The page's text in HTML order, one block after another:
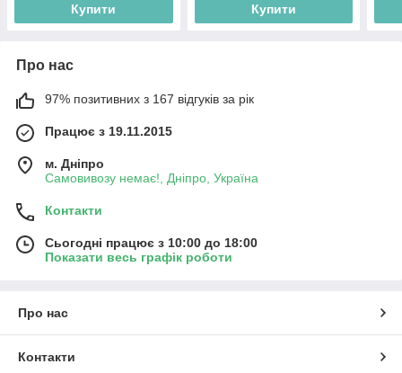
Купити Купити
Про нас
97% позитивних з 167 відгуків за рік
Працює з 19.11.2015
м. Дніпро
Самовивозу немає!, Дніпро, Україна
Контакти
Сьогодні працює з 10:00 до 18:00
Показати весь графік роботи
Про нас
Контакти